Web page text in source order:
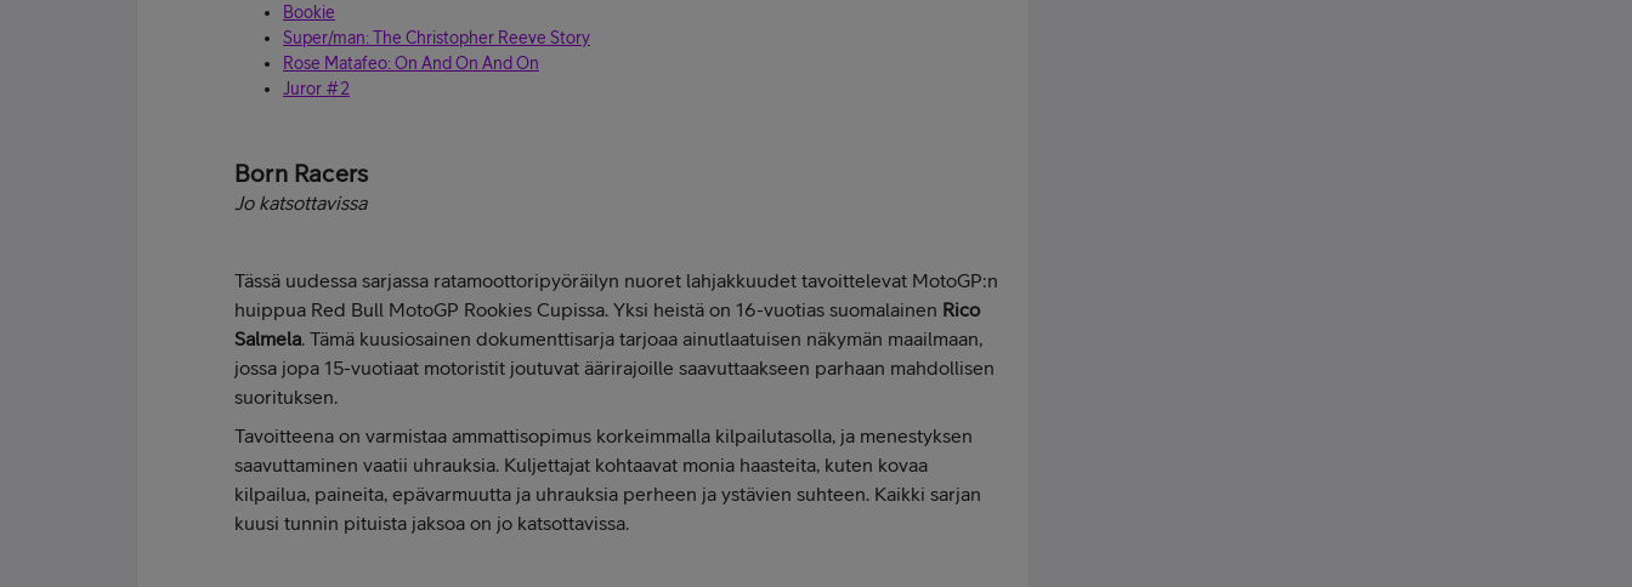
Bookie
Super/man: The Christopher Reeve Story
Rose Matafeo: On And On And On
Juror #2
Born Racers
Jo katsottavissa
Tässä uudessa sarjassa ratamoottoripyöräilyn nuoret lahjakkuudet tavoittelevat MotoGP:n
huippua Red Bull MotoGP Rookies Cupissa. Yksi heistä on 16-vuotias suomalainen Rico
Salmela. Tämä kuusiosainen dokumenttisarja tarjoaa ainutlaatuisen näkymän maailmaan,
jossa jopa 15-vuotiaat motoristit joutuvat äärirajoille saavuttaakseen parhaan mahdollisen
suorituksen.
Tavoitteena on varmistaa ammattisopimus korkeimmalla kilpailutasolla, ja menestyksen
saavuttaminen vaatii uhrauksia. Kuljettajat kohtaavat monia haasteita, kuten kovaa
kilpailua, paineita, epävarmuutta ja uhrauksia perheen ja ystävien suhteen. Kaikki sarjan
kuusi tunnin pituista jaksoa on jo katsottavissa.